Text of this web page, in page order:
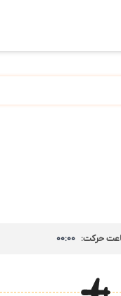
حرکت: 00:00